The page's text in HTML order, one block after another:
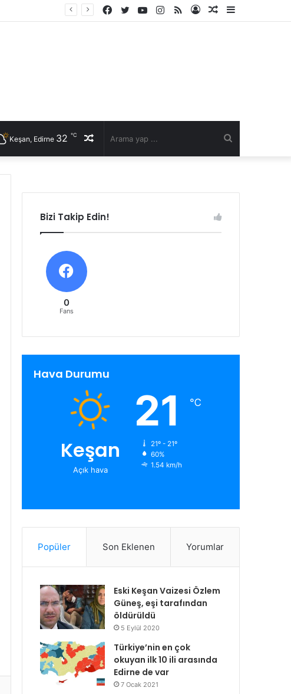
Kenar
Rastgele
Kayıt
RSS
Instagram
YouTube
Twitter
Facebook
Rastgele
Keşan, Edirne 32 ℃
Bizi Takip Edin!
0
Fans
Hava Durumu
Keşan
Açık hava
21 ℃
21º - 21º
60%
1.54 km/h
Popüler Son Eklenen Yorumlar
Eski Keşan Vaizesi Özlem
Güneş, eşi tarafından
öldürüldü
5 Eylül 2020
Türkiye’nin en çok
okuyan ilk 10 ili arasında
Edirne de var
7 Ocak 2021